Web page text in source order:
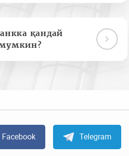
қандай
Facebook Telegram